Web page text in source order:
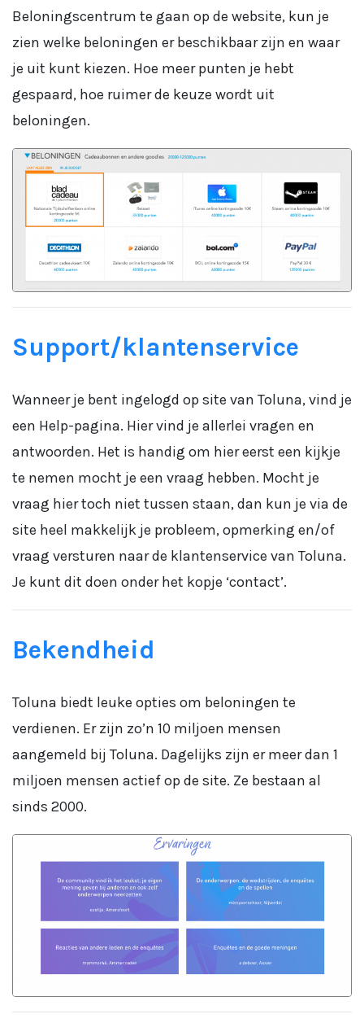
Beloningscentrum te gaan op de website, kun je
zien welke beloningen er beschikbaar zijn en waar
je uit kunt kiezen. Hoe meer punten je hebt
gespaard, hoe ruimer de keuze wordt uit
beloningen.
Support/klantenservice
Wanneer je bent ingelogd op site van Toluna, vind je
een Help-pagina. Hier vind je allerlei vragen en
antwoorden. Het is handig om hier eerst een kijkje
te nemen mocht je een vraag hebben. Mocht je
vraag hier toch niet tussen staan, dan kun je via de
site heel makkelijk je probleem, opmerking en/of
vraag versturen naar de klantenservice van Toluna.
Je kunt dit doen onder het kopje ‘contact’.
Bekendheid
Toluna biedt leuke opties om beloningen te
verdienen. Er zijn zo’n 10 miljoen mensen
aangemeld bij Toluna. Dagelijks zijn er meer dan 1
miljoen mensen actief op de site. Ze bestaan al
sinds 2000.